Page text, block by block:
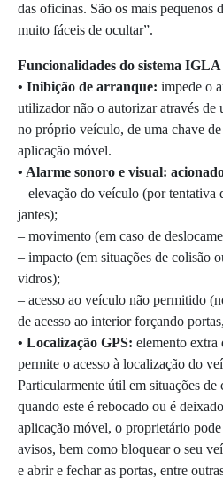
das oficinas. São os mais pequenos
muito fáceis de ocultar”.
Funcionalidades do sistema IGLA
• Inibição de arranque: impede o
utilizador não o autorizar através de
no próprio veículo, de uma chave de
aplicação móvel.
• Alarme sonoro e visual:
– elevação do veículo (por tentativa
jantes);
– movimento (em caso de
– impacto (em situações de colisão
vidros);
– acesso ao veículo não permitido
de acesso ao interior forçando
• Localização GPS: elemento extra
permite o acesso à localização do
Particularmente útil em situações
quando este é rebocado ou é
aplicação móvel, o proprietário
avisos, bem como bloquear o seu
e abrir e fechar as portas, entre